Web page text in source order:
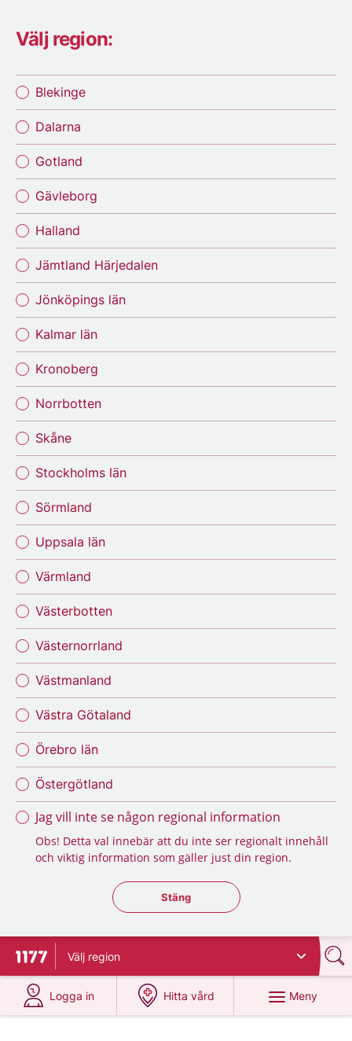
Välj region:
Blekinge
Dalarna
Gotland
Gävleborg
Halland
Jämtland Härjedalen
Jönköpings län
Kalmar län
Kronoberg
Norrbotten
Skåne
Stockholms län
Sörmland
Uppsala län
Värmland
Västerbotten
Västernorrland
Västmanland
Västra Götaland
Örebro län
Östergötland
Jag vill inte se någon regional information
Obs! Detta val innebär att du inte ser regionalt innehåll
och viktig information som gäller just din region.
Stäng regionsväljaren
Stäng
Till startsidan för 1177
Välj region
Logga in
på 1177.se
Hitta vård
på 1177.se
Meny